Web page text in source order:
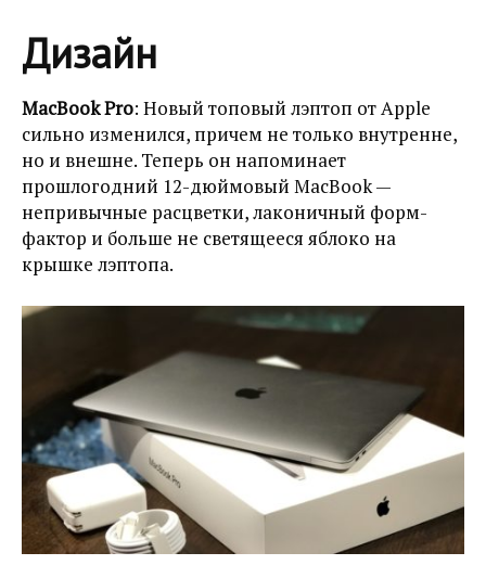
Дизайн
MacBook Pro: Новый топовый лэптоп от Apple
сильно изменился, причем не только внутренне,
но и внешне. Теперь он напоминает
прошлогодний 12-дюймовый MacBook —
непривычные расцветки, лаконичный форм-
фактор и больше не светящееся яблоко на
крышке лэптопа.